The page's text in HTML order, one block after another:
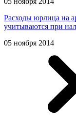
Расходы юрлица на
учитываются при
05 ноября 2014